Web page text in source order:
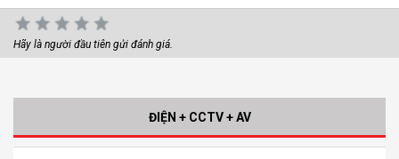
Hãy là người đầu tiên gửi đánh giá.
ĐIỆN + CCTV + AV